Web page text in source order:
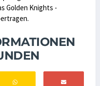
Golden Knights -